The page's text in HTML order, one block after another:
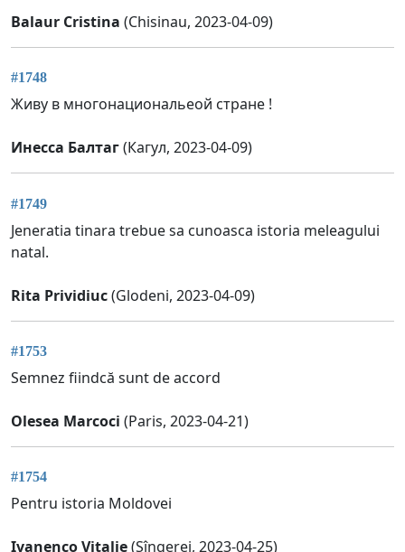
Balaur Cristina (Chisinau, 2023-04-09)
#1748
Живу в многонациональеой стране !
Инесса Балтаг(Кагул, 2023-04-09)
#1749
Jeneratia tinara trebue sa cunoasca istoria meleagului
natal.
Rita Prividiuc(Glodeni, 2023-04-09)
#1753
Semnez fiindcă sunt de accord
Olesea Marcoci (Paris, 2023-04-21)
#1754
Pentru istoria Moldovei
Ivanenco Vitalie(Sîngerei, 2023-04-25)